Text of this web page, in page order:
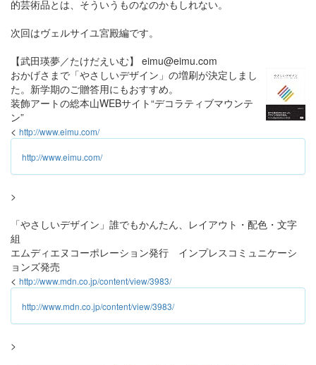
的芸術品とは、そういうものなのかもしれない。
次回はヴェルサイユ宮殿編です。
【武田瑛夢／たけだえいむ】 eimu@eimu.com
おかげさまで「やさしいデザイン」の増刷が決定しまし
た。新学期のご贈答用にもおすすめ。
装飾アートの総本山WEBサイト“デコラティブマウンテ
ン”
< http://www.eimu.com/
http://www.eimu.com/
>
「やさしいデザイン」誰でもかんたん、レイアウト・配色・文字
組
エムディエヌコーポレーション発行 インプレスコミュニケーシ
ョンズ発売
< http://www.mdn.co.jp/content/view/3983/
http://www.mdn.co.jp/content/view/3983/
>